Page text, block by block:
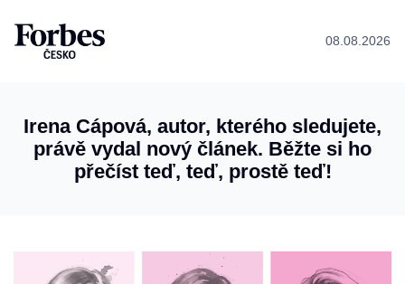
08.08.2026
Irena Cápová, autor, kterého sledujete,
právě vydal nový článek. Běžte si ho
přečíst teď, teď, prostě teď!